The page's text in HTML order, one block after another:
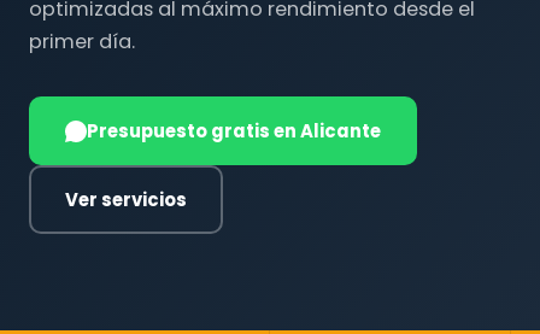
optimizadas al máximo rendimiento desde el
primer día.
Presupuesto gratis en Alicante
Ver servicios